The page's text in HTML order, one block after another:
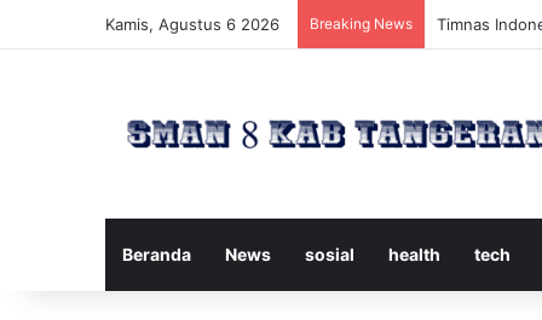
Kamis, Agustus 6 2026 Breaking News Timnas
Beranda News sosial health tech